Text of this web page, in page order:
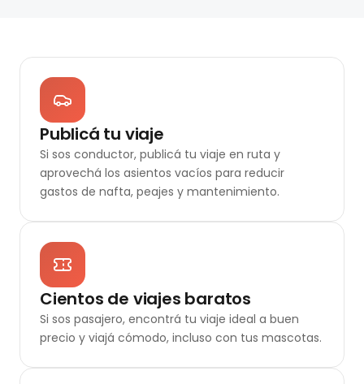
Publicá tu viaje
Si sos conductor, publicá tu viaje en ruta y
aprovechá los asientos vacíos para reducir
gastos de nafta, peajes y mantenimiento.
Cientos de viajes baratos
Si sos pasajero, encontrá tu viaje ideal a buen
precio y viajá cómodo, incluso con tus mascotas.